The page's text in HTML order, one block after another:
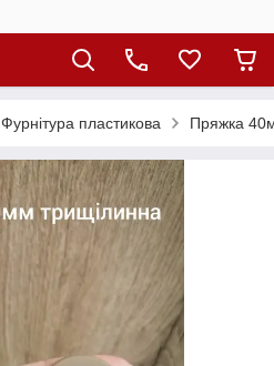
Фурнітура пластикова Пряжка